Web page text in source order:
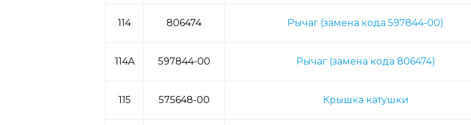
114 806474 Рычаг (замена кода 597844-00)
114A 597844-00 Рычаг (замена кода 806474)
115 575648-00 Крышка катушки